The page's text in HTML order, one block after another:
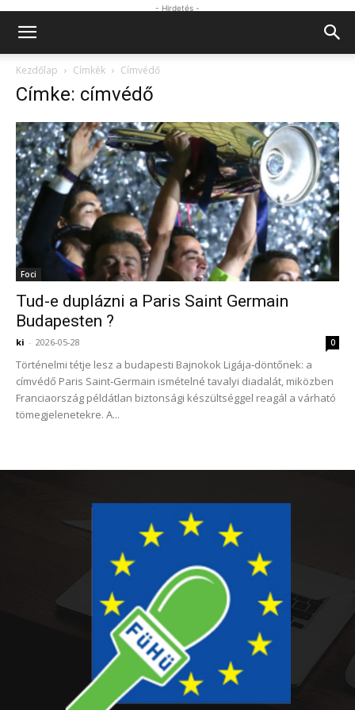
- Hirdetés -
Kezdőlap Címkék Címvédő
Címke: címvédő
Foci
Tud-e duplázni a Paris Saint Germain
Budapesten ?
ki - 2026-05-28 0
Történelmi tétje lesz a budapesti Bajnokok Ligája‑döntőnek: a
címvédő Paris Saint‑Germain ismételné tavalyi diadalát, miközben
Franciaország példátlan biztonsági készültséggel reagál a várható
tömegjelenetekre. A...